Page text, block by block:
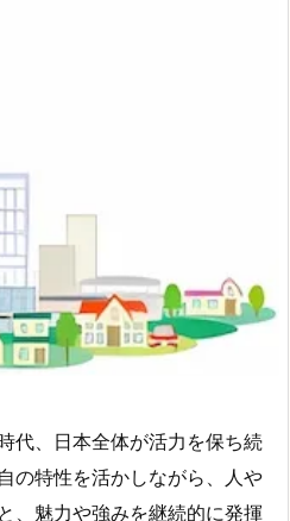
代、日本全体が活力を保ち続
の特性を活かしながら、人や
、魅力や強みを継続的に発揮